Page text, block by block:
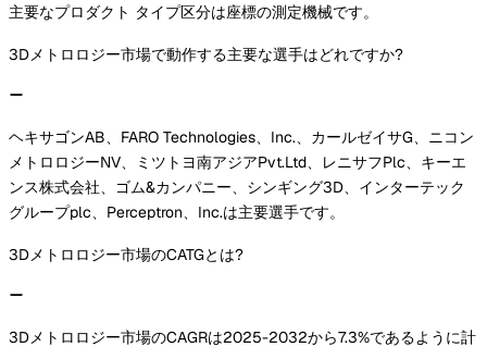
主要なプロダクト タイプ区分は座標の測定機械です。
3Dメトロロジー市場で動作する主要な選手はどれですか?
ヘキサゴンAB、FARO Technologies、Inc.、カールゼイサG、ニコン
メトロロジーNV、ミツトヨ南アジアPvt.Ltd、レニサフPlc、キーエ
ンス株式会社、ゴム&カンパニー、シンギング3D、インターテック
グループplc、Perceptron、Inc.は主要選手です。
3Dメトロロジー市場のCATGとは?
3Dメトロロジー市場のCAGRは2025-2032から7.3%であるように計